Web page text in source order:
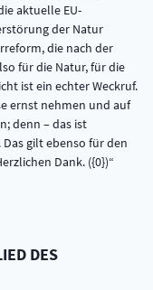
aktuelle EU-
der Natur
die nach der
für die Natur, für die
ist ein echter Weckruf.
ernst nehmen und auf
denn – das ist
gilt ebenso für den
Dank. ({0})
DES